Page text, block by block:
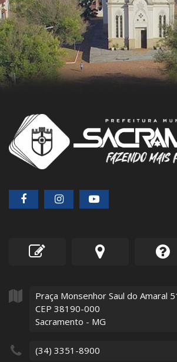
Praça Monsenhor Saul do Amaral
CEP 38190-000
Sacramento - MG
(34) 3351-8900